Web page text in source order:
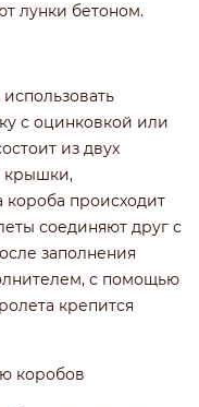
лунки бетоном.
с оцинковкой или
из двух
крышки,
происходит
соединяют друг с
заполнения
с помощью
крепится
коробов